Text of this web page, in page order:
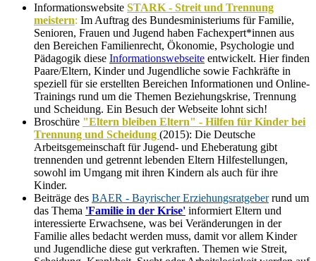
Informationswebsite STARK - Streit und Trennung
meistern: Im Auftrag des Bundesministeriums für Familie,
Senioren, Frauen und Jugend haben Fachexpert*innen aus
den Bereichen Familienrecht, Ökonomie, Psychologie und
Pädagogik diese Informationswebseite entwickelt. Hier finden
Paare/Eltern, Kinder und Jugendliche sowie Fachkräfte in
speziell für sie erstellten Bereichen In­for­ma­tio­nen und Online-
Trainings rund um die The­men Be­zie­hungs­kri­se, Tren­nung
und Schei­dung. Ein Besuch der Webseite lohnt sich!
Broschüre "Eltern bleiben Eltern" - Hilfen für Kinder bei
Trennung und Scheidung (2015): Die Deutsche
Arbeitsgemeinschaft für Jugend- und Eheberatung gibt
trennenden und getrennt lebenden Eltern Hilfestellungen,
sowohl im Umgang mit ihren Kindern als auch für ihre
Kinder.
Beiträge des BAER - Bayrischer Erziehungsratgeberrund um
das Thema 'Familie in der Krise' informiert Eltern und
interessierte Erwachsene, was bei Veränderungen in der
Familie alles bedacht werden muss, damit vor allem Kinder
und Jugendliche diese gut verkraften. Themen wie Streit,